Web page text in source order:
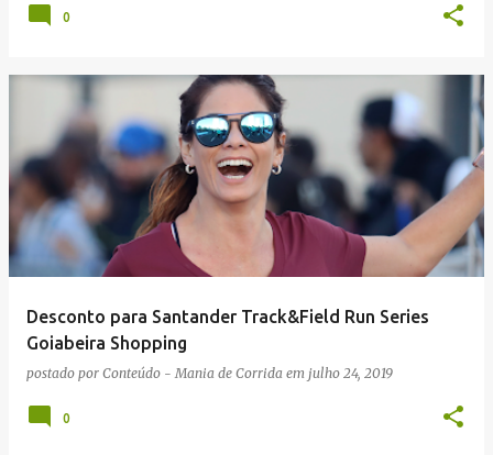
0
Desconto para Santander Track&Field Run Series
Goiabeira Shopping
postado por Conteúdo - Mania de Corrida em julho 24, 2019
0